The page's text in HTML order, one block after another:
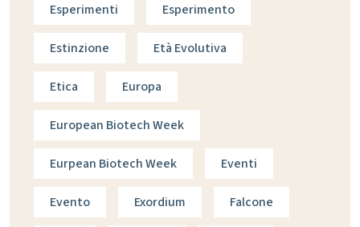
Esperimenti Esperimento
Estinzione Età Evolutiva
Etica Europa
European Biotech Week
Eurpean Biotech Week Eventi
Evento Exordium Falcone